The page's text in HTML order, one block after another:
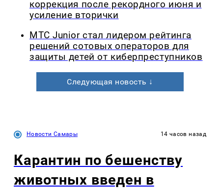
коррекция после рекордного июня и
усиление вторички
МТС Junior стал лидером рейтинга
решений сотовых операторов для
защиты детей от киберпреступников
Следующая новость ↓
Новости Самары 14 часов назад
Карантин по бешенству
животных введен в